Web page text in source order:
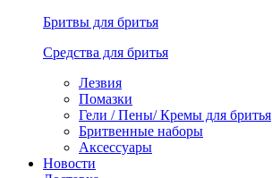
Бритвы для бритья
Средства для бритья
Лезвия
Помазки
Гели / Пены/ Кремы для бритья
Бритвенные наборы
Аксессуары
Новости